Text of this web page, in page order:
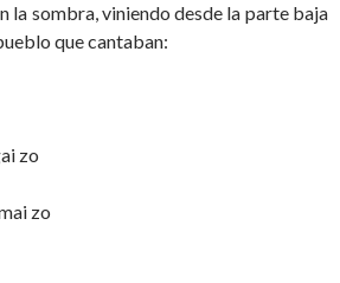
la sombra, viniendo desde la parte baja
que cantaban:
zo
zo